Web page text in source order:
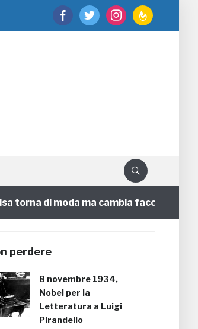
facebooktwitter instagramfeedburner
di moda ma cambia faccia
perdere
8 novembre 1934,
Nobel per la
Letteratura a Luigi
Pirandello